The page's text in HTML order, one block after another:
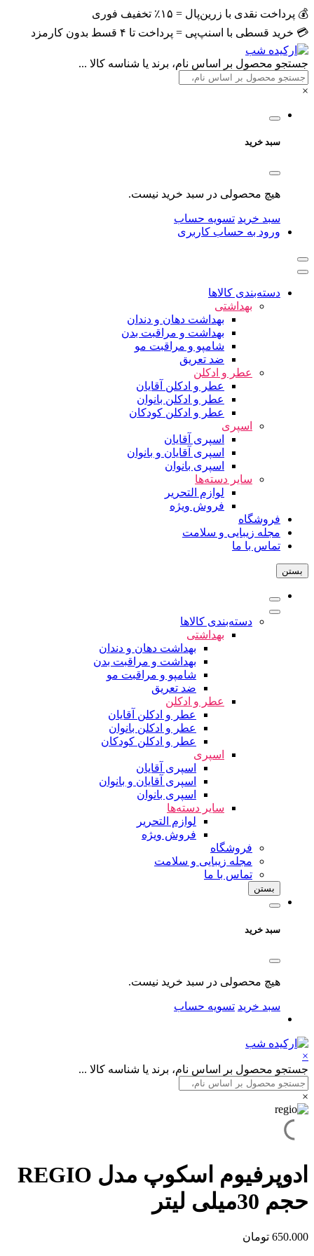
💰 پرداخت نقدی با زرین‌پال = ۱۵٪ تخفیف فوری
💳 خرید قسطی با اسنپ‌پی = پرداخت تا ۴ قسط بدون کارمزد
جستجو محصول بر اساس نام، برند یا شناسه کالا ...
×
سبد خرید
هیچ محصولی در سبد خرید نیست.
سبد خرید تسویه حساب
ورود به حساب کاربری
دسته‌بندی کالاها
بهداشتی
بهداشت دهان و دندان
بهداشت و مراقبت بدن
شامپو و مراقبت مو
ضد تعریق
عطر و ادکلن
عطر و ادکلن آقایان
عطر و ادکلن بانوان
عطر و ادکلن کودکان
اسپری
اسپری آقایان
اسپری آقایان و بانوان
اسپری بانوان
سایر دسته‌ها
لوازم التحریر
فروش ویژه
فروشگاه
مجله زیبایی و سلامت
تماس با ما
بستن
دسته‌بندی کالاها
بهداشتی
بهداشت دهان و دندان
بهداشت و مراقبت بدن
شامپو و مراقبت مو
ضد تعریق
عطر و ادکلن
عطر و ادکلن آقایان
عطر و ادکلن بانوان
عطر و ادکلن کودکان
اسپری
اسپری آقایان
اسپری آقایان و بانوان
اسپری بانوان
سایر دسته‌ها
لوازم التحریر
فروش ویژه
فروشگاه
مجله زیبایی و سلامت
تماس با ما
بستن
سبد خرید
هیچ محصولی در سبد خرید نیست.
سبد خرید تسویه حساب
×
جستجو محصول بر اساس نام، برند یا شناسه کالا ...
×
ادوپرفیوم اسکوپ مدل REGIO
حجم 30میلی لیتر
650.000 تومان